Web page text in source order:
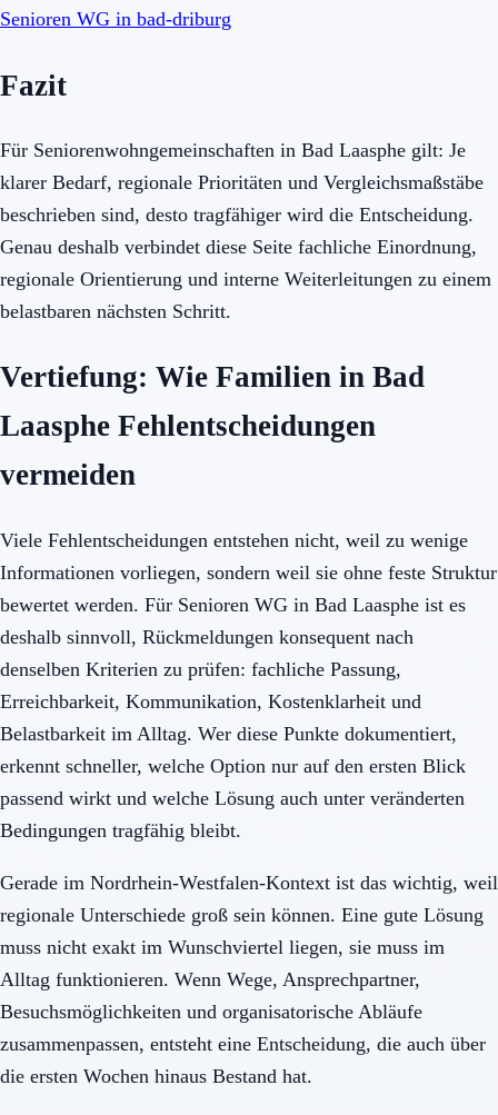
Senioren WG in bad-driburg
Fazit
Für Seniorenwohngemeinschaften in Bad Laasphe gilt: Je
klarer Bedarf, regionale Prioritäten und Vergleichsmaßstäbe
beschrieben sind, desto tragfähiger wird die Entscheidung.
Genau deshalb verbindet diese Seite fachliche Einordnung,
regionale Orientierung und interne Weiterleitungen zu einem
belastbaren nächsten Schritt.
Vertiefung: Wie Familien in Bad
Laasphe Fehlentscheidungen
vermeiden
Viele Fehlentscheidungen entstehen nicht, weil zu wenige
Informationen vorliegen, sondern weil sie ohne feste Struktur
bewertet werden. Für Senioren WG in Bad Laasphe ist es
deshalb sinnvoll, Rückmeldungen konsequent nach
denselben Kriterien zu prüfen: fachliche Passung,
Erreichbarkeit, Kommunikation, Kostenklarheit und
Belastbarkeit im Alltag. Wer diese Punkte dokumentiert,
erkennt schneller, welche Option nur auf den ersten Blick
passend wirkt und welche Lösung auch unter veränderten
Bedingungen tragfähig bleibt.
Gerade im Nordrhein-Westfalen-Kontext ist das wichtig, weil
regionale Unterschiede groß sein können. Eine gute Lösung
muss nicht exakt im Wunschviertel liegen, sie muss im
Alltag funktionieren. Wenn Wege, Ansprechpartner,
Besuchsmöglichkeiten und organisatorische Abläufe
zusammenpassen, entsteht eine Entscheidung, die auch über
die ersten Wochen hinaus Bestand hat.